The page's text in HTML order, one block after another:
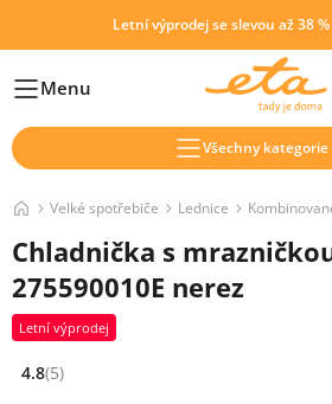
Letní výprodej se slevou až 38 %
HlavníMenu
Všechny kategorie
Velké spotřebiče Lednice
Chladnička s
275590010E nerez
Letní výprodej
Hodnocení: 4.8 z 5 (5 recenzí)
4.8(5)